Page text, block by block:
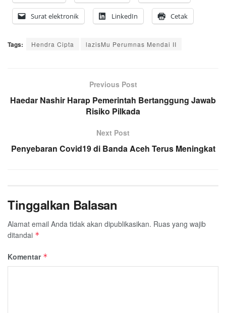
Surat elektronik LinkedIn Cetak
Tags: Hendra Cipta lazisMu Perumnas Mendai II
Previous Post
Haedar Nashir Harap Pemerintah Bertanggung Jawab
Risiko Pilkada
Next Post
Penyebaran Covid19 di Banda Aceh Terus Meningkat
Tinggalkan Balasan
Alamat email Anda tidak akan dipublikasikan. Ruas yang wajib
ditandai *
Komentar *